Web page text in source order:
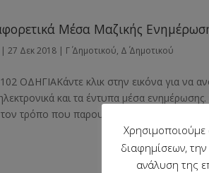
Μέσα Μαζικής
| 27 Δεκ 2018 | Γ΄ Δημοτικού, Δ΄ Δημοτικού
ΟΔΗΓΙΑΚάντε κλικ στην εικόνα για να
και τα έντυπα μέσα
τρόπο που παρουσιάζεται η ίδια είδηση...
Χρησιμοποιούμε
διαφημίσεων,
ανάλυση της